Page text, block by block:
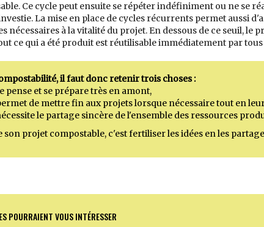
Ce cycle peut ensuite se répéter indéfiniment ou ne se
La mise en place de cycles récurrents permet aussi
nécessaires à la vitalité du projet. En dessous de ce seuil,
ce qui a été produit est réutilisable immédiatement par tous
il faut donc retenir trois choses :
pense et se prépare très en amont,
de mettre fin aux projets lorsque nécessaire tout en
le partage sincère de l'ensemble des ressources
son projet compostable, c'est fertiliser les idées en les
POURRAIENT VOUS INTÉRESSER